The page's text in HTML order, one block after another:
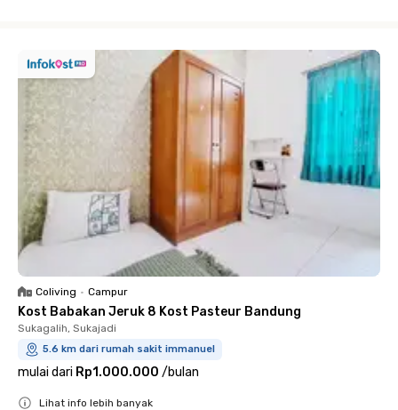
Coliving • Campur
Kost Babakan Jeruk 8 Kost Pasteur Bandung
Sukagalih, Sukajadi
5.6 km dari rumah sakit immanuel
mulai dari Rp1.000.000 /bulan
Lihat info lebih banyak